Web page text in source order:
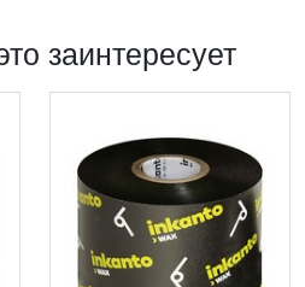
заинтересует